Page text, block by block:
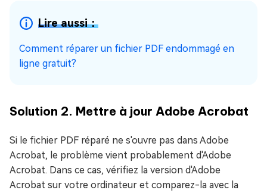
Lire aussi：
Comment réparer un fichier PDF endommagé en
ligne gratuit?
Solution 2. Mettre à jour Adobe Acrobat
Si le fichier PDF réparé ne s'ouvre pas dans Adobe
Acrobat, le problème vient probablement d'Adobe
Acrobat. Dans ce cas, vérifiez la version d'Adobe
Acrobat sur votre ordinateur et comparez-la avec la